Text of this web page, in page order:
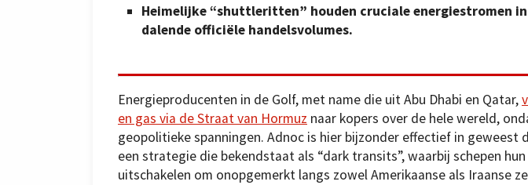
Heimelijke “shuttleritten” houden cruciale energiestromen
dalende officiële handelsvolumes.
Energieproducenten in de Golf, met name die uit Abu Dhabi en Qatar,
en gas via de Straat van Hormuz naar kopers over de hele wereld,
geopolitieke spanningen. Adnoc is hier bijzonder effectief in geweest
een strategie die bekendstaat als “dark transits”, waarbij schepen
uitschakelen om onopgemerkt langs zowel Amerikaanse als Iraanse